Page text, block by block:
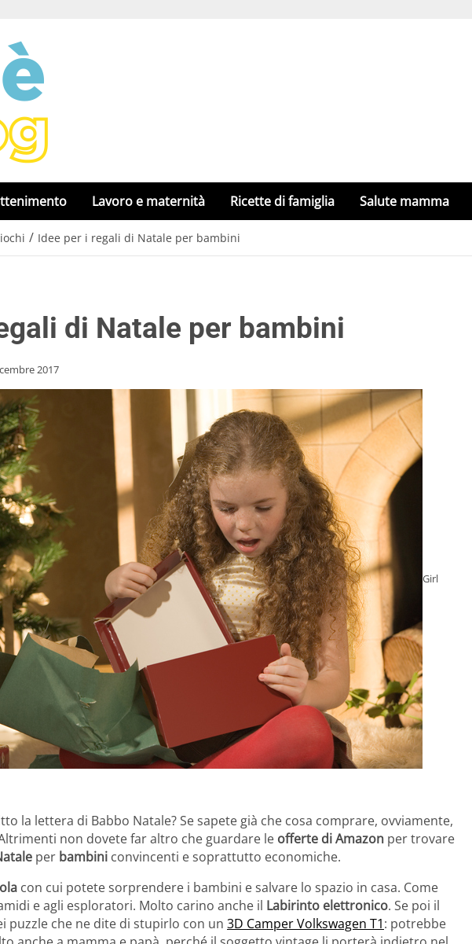
Lavoro e maternità Ricette di famiglia Salute mamma
/ Idee per i regali di Natale per bambini
di Natale per bambini
2017
Girl
la lettera di Babbo Natale? Se sapete già che cosa comprare, ovviamente,
non dovete far altro che guardare le offerte di Amazon per trovare
per bambini convincenti e soprattutto economiche.
con cui potete sorprendere i bambini e salvare lo spazio in casa. Come
e agli esploratori. Molto carino anche il Labirinto elettronico. Se poi il
puzzle che ne dite di stupirlo con un 3D Camper Volkswagen T1: potrebbe